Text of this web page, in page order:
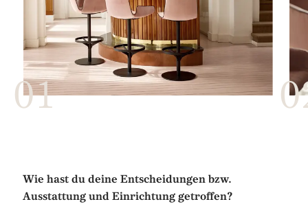
Wie hast du deine Entscheidungen bzw.
Ausstattung und Einrichtung getroffen?